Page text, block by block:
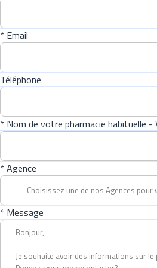
* Email
Téléphone
* Nom de votre pharmacie habituelle -
* Agence
* Message